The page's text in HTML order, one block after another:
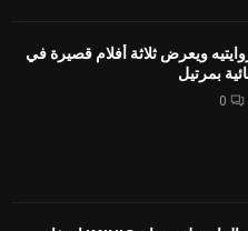
ويعرض ثلاثة أفلام قصيرة في
بمرتيل
0